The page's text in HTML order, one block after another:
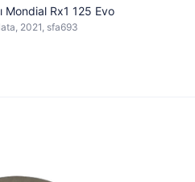
Mondial Rx1 125 Evo
2021, sfa693